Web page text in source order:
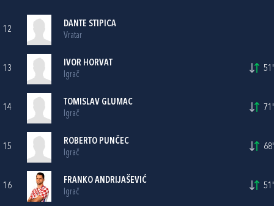
12
DANTE STIPICA
Vratar
13
IVOR HORVAT
Igrač
51'
14
TOMISLAV GLUMAC
Igrač
71'
15
ROBERTO PUNČEC
Igrač
68'
16
FRANKO ANDRIJAŠEVIĆ
Igrač
51'